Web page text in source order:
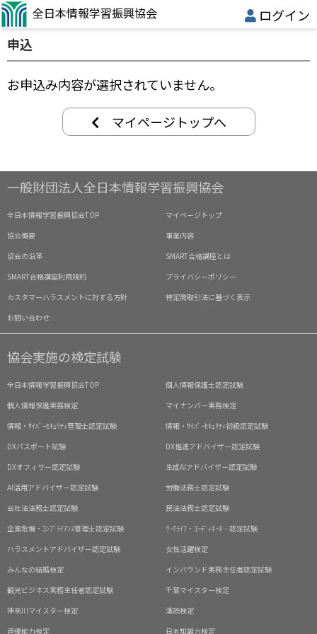
全日本情報学習振興協会
ログイン
申込
お申込み内容が選択されていません。
マイページトップへ
一般財団法人全日本情報学習振興協会
全日本情報学習振興協会TOP
マイページトップ
協会概要
事業内容
協会の沿革
SMART合格講座とは
SMART合格講座利用規約
プライバシーポリシー
カスタマーハラスメントに対する方針
特定商取引法に基づく表示
お問い合わせ
協会実施の検定試験
全日本情報学習振興協会TOP
個人情報保護士認定試験
個人情報保護実務検定
マイナンバー実務検定
情報・ｻｲﾊﾞｰｾｷｭﾘﾃｨ管理士認定試験
情報・ｻｲﾊﾞｰｾｷｭﾘﾃｨ初級認定試験
DXパスポート試験
DX推進アドバイザー認定試験
DXオフィサー認定試験
生成AIアドバイザー認定試験
AI活用アドバイザー認定試験
労働法務士認定試験
会社法法務士認定試験
民法法務士認定試験
企業危機・ｺﾝﾌﾟﾗｲｱﾝｽ管理士認定試験
ﾜｰｸﾗｲﾌ・ｺｰﾃﾞｨﾈｰﾀ―認定試験
ハラスメントアドバイザー認定試験
女性活躍検定
みんなの結婚検定
インバウンド実務主任者認定試験
観光ビジネス実務主任者認定試験
千葉マイスター検定
神奈川マイスター検定
漢読検定
声優能力検定
日本知識力検定